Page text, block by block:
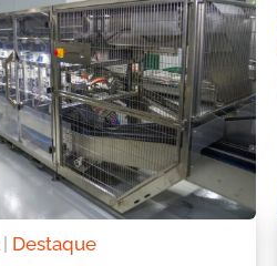
| Destaque